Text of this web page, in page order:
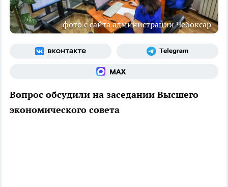
фото с сайта администрации Чебоксар
Вопрос обсудили на заседании Высшего
экономического совета